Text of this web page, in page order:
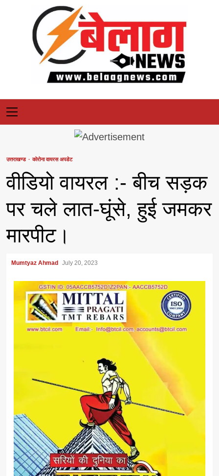
Primary
Menu
उत्तराखण्ड कोरोना वायरस अपडेट
वीडियो वायरल :- बीच सड़क
पर चले लात-घूंसे, हुई जमकर
मारपीट।
Mumtyaz Ahmad July 20, 2023